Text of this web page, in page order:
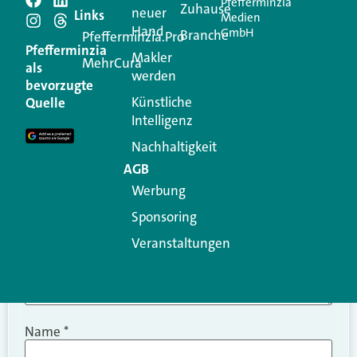
Schreiben Sie einen
Kommentar
Ihre E-Mail-Adresse wird nicht veröffentlicht.
Erforderliche Felder sind mit
Kommentar
Name *
Pfefferminzia
als
bevorzugte
Quelle
Links
Pfefferminzia.Pro
MehrCura
neuer
Hand
Makler
werden
Künstliche
Intelligenz
Nachhaltigkeit
AGB
Werbung
Sponsoring
Veranstaltungen
Zuhause
Branche
Medien
GmbH